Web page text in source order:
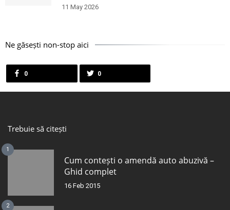
11 May 2026
Ne găsești non-stop aici
0 0
Trebuie să citești
1
Cum contești o amendă auto abuzivă –
Ghid complet
16 Feb 2015
2